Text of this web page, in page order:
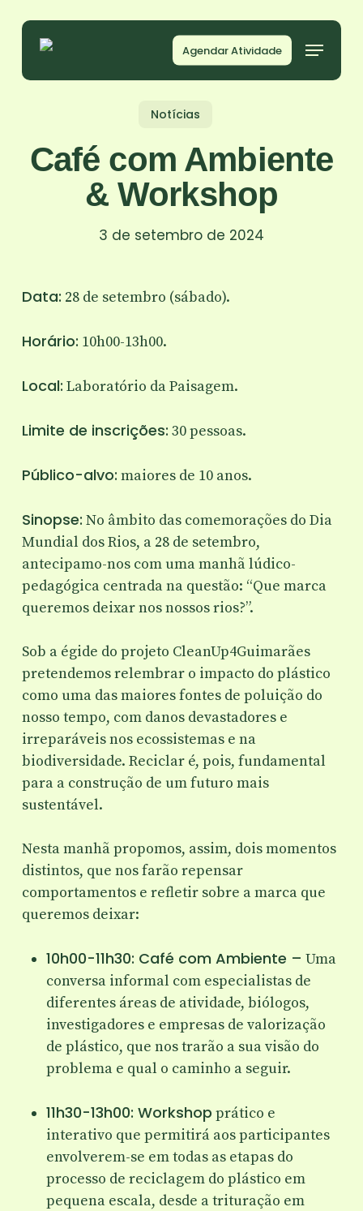
content
Agendar Atividade
Notícias
Café com Ambiente
& Workshop
3 de setembro de 2024
Data: 28 de setembro (sábado).
Horário: 10h00-13h00.
Local: Laboratório da Paisagem.
Limite de inscrições: 30 pessoas.
Público-alvo: maiores de 10 anos.
Sinopse: No âmbito das comemorações do Dia
Mundial dos Rios, a 28 de setembro,
antecipamo-nos com uma manhã lúdico-
pedagógica centrada na questão: “Que marca
queremos deixar nos nossos rios?”.
Sob a égide do projeto CleanUp4Guimarães
pretendemos relembrar o impacto do plástico
como uma das maiores fontes de poluição do
nosso tempo, com danos devastadores e
irreparáveis nos ecossistemas e na
biodiversidade. Reciclar é, pois, fundamental
para a construção de um futuro mais
sustentável.
Nesta manhã propomos, assim, dois momentos
distintos, que nos farão repensar
comportamentos e refletir sobre a marca que
queremos deixar:
10h00-11h30: Café com Ambiente – Uma
conversa informal com especialistas de
diferentes áreas de atividade, biólogos,
investigadores e empresas de valorização
de plástico, que nos trarão a sua visão do
problema e qual o caminho a seguir.
11h30-13h00: Workshop prático e
interativo que permitirá aos participantes
envolverem-se em todas as etapas do
processo de reciclagem do plástico em
pequena escala, desde a trituração em